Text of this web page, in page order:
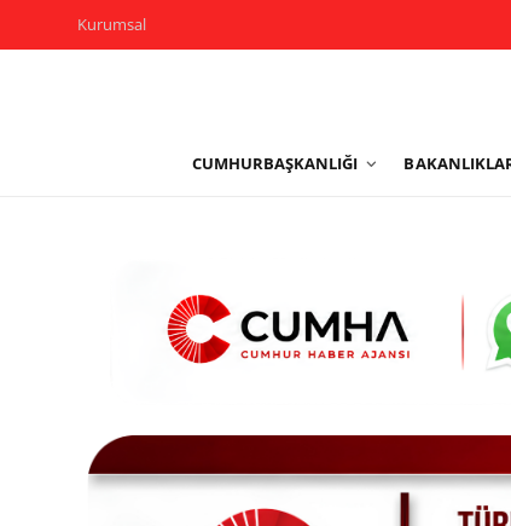
Kurumsal
CUMHURBAŞKANLIĞI
Yerel Yönetimler